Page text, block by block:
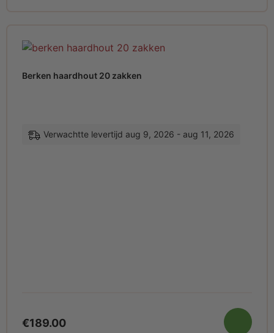
Berken haardhout 20 zakken
€189.00
Verwachtte levertijd aug 9, 2026 - aug 11, 2026